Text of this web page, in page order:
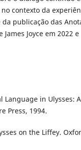
no contexto da
publicação das
James Joyce em 2022 e
Language in Ulysses:
Press, 1994.
on the Liffey.